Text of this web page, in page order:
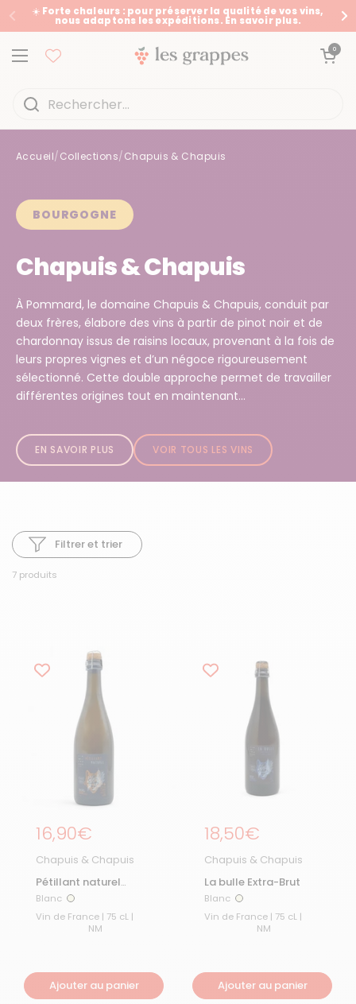
Passer au contenu
Précédent
☀️ Forte chaleurs : pour préserver la qualité de vos vins,
nous adaptons les expéditions. En savoir plus.
Ouvrir le menu
Ouvrir le panier
0
Accueil
Accueil/Collections/Chapuis & Chapuis
BOURGOGNE
Chapuis & Chapuis
À Pommard, le domaine Chapuis & Chapuis, conduit par
deux frères, élabore des vins à partir de pinot noir et de
chardonnay issus de raisins locaux, provenant à la fois de
leurs propres vignes et d’un négoce rigoureusement
sélectionné. Cette double approche permet de travailler
différentes origines tout en maintenant...
EN SAVOIR PLUS VOIR TOUS LES VINS
7 produits
Filtrer et trier
Prix régulier
16,90€
Chapuis & Chapuis
Pétillant naturel
Chapuis & Chapuis
Blanc Blanc
Vin de France | 75 cL |
NM
Ajouter au panier
Prix régulier
18,50€
Chapuis & Chapuis
La bulle Extra-Brut
Blanc Blanc
Vin de France | 75 cL |
NM
Ajouter au panier